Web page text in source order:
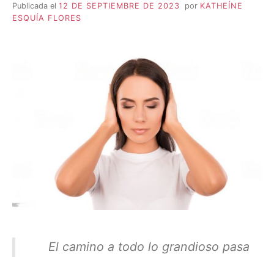
Publicada el 12 DE SEPTIEMBRE DE 2023 por KATHEÍNE
ESQUÍA FLORES
El camino a todo lo grandioso pasa